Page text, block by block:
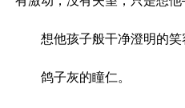
想他孩子般干净澄明的笑
鸽子灰的瞳仁。